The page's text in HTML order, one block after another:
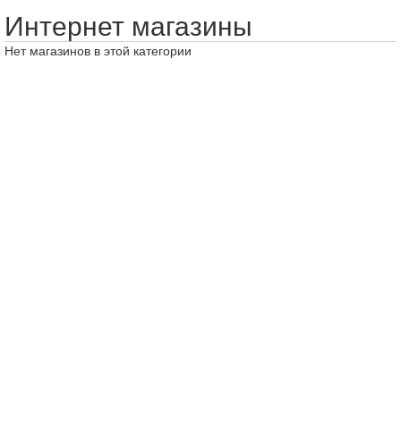
Интернет магазины
Нет магазинов в этой категории